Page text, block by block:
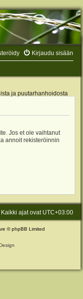
Kirjaudu sisään
ja puutarhanhoidosta
Jos et ole vaihtanut
annoit rekisteröinnin
Kaikki ajat ovat UTC+03:00
© phpBB Limited